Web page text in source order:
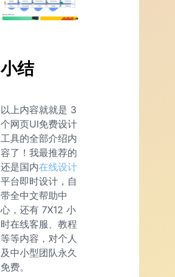
小结
以上内容就就是 3
个网页UI免费设计
工具的全部介绍内
容了！我最推荐的
还是国内在线设计
平台即时设计，自
带全中文帮助中
心，还有 7X12 小
时在线客服、教程
等等内容，对个人
及中小型团队永久
免费。